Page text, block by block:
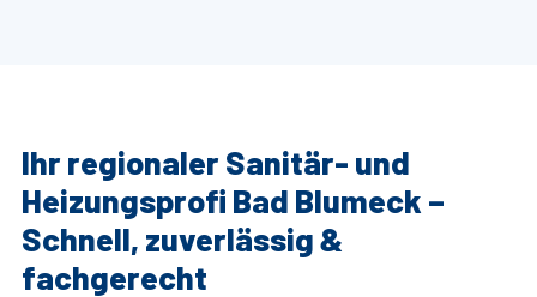
Ihr regionaler Sanitär- und
Heizungsprofi Bad Blumeck –
Schnell, zuverlässig &
fachgerecht